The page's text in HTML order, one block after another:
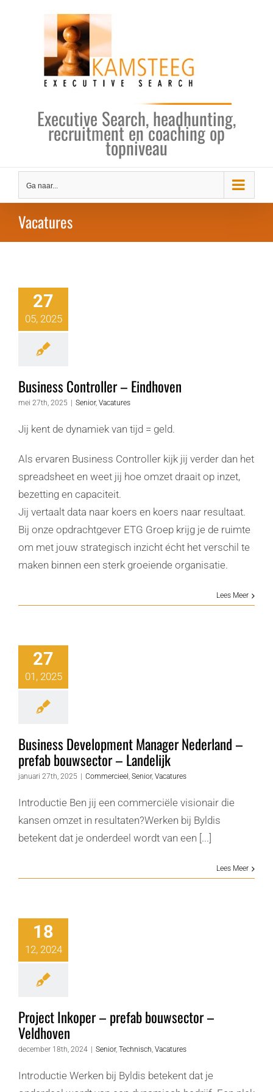
Executive Search, headhunting,
recruitment en coaching op
topniveau
Ga naar...
Vacatures
27
05, 2025
Business Controller – Eindhoven
mei 27th, 2025 Senior, Vacatures
Jij kent de dynamiek van tijd = geld.
Als ervaren Business Controller kijk jij verder dan het
spreadsheet en weet jij hoe omzet draait op inzet,
bezetting en capaciteit.
Jij vertaalt data naar koers en koers naar resultaat.
Bij onze opdrachtgever ETG Groep krijg je de ruimte
om met jouw strategisch inzicht écht het verschil te
maken binnen een sterk groeiende organisatie.
Lees Meer
27
01, 2025
Business Development Manager Nederland –
prefab bouwsector – Landelijk
januari 27th, 2025 Commercieel , Senior, Vacatures
Introductie Ben jij een commerciële visionair die
kansen omzet in resultaten?Werken bij Byldis
betekent dat je onderdeel wordt van een [...]
Lees Meer
18
12, 2024
Project Inkoper – prefab bouwsector –
Veldhoven
december 18th, 2024 Senior, Technisch, Vacatures
Introductie Werken bij Byldis betekent dat je